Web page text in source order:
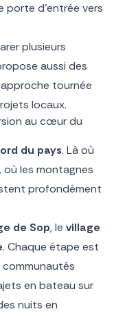
porte d’entrée vers
plusieurs
aussi des
tournée
locaux.
au cœur du
du pays. Là où
où les montagnes
profondément
de Sop, le village
. Chaque étape est
communautés
en bateau sur
nuits en